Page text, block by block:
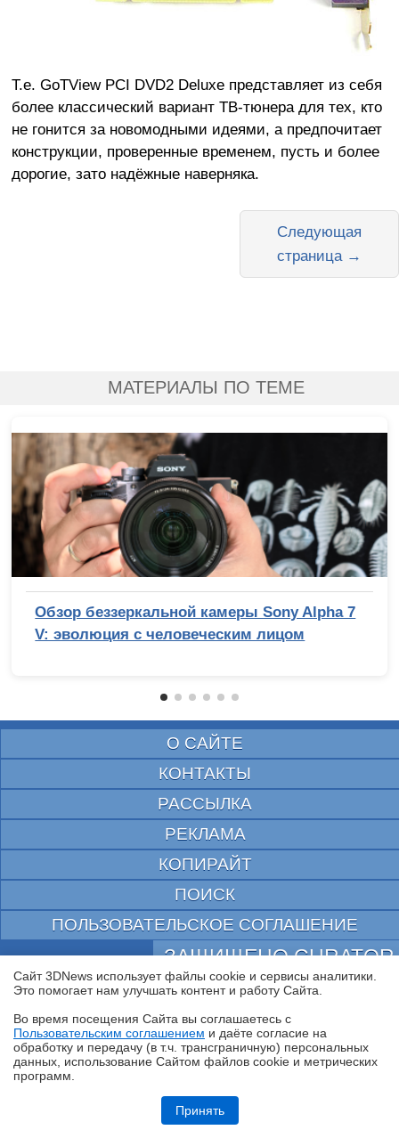
Обзор игрового Tandem WOLED-монитора ASUS ROG Strix OLED
XG27AQWMG: запланированный апгрейд
Т.е. GoTView PCI DVD2 Deluxe представляет из себя
более классический вариант ТВ-тюнера для тех, кто
не гонится за новомодными идеями, а предпочитает
конструкции, проверенные временем, пусть и более
дорогие, зато надёжные наверняка.
Следующая
страница →
МАТЕРИАЛЫ ПО ТЕМЕ
Обзор беззеркальной камеры Sony Alpha 7
V: эволюция с человеческим лицом
О САЙТЕ
КОНТАКТЫ
РАССЫЛКА
РЕКЛАМА
КОПИРАЙТ
ПОИСК
ПОЛЬЗОВАТЕЛЬСКОЕ СОГЛАШЕНИЕ
ЗАЩИЩЕНО CURATOR
© 1997—2026 Электронное периодическое издание "3ДНьюс" | Свидетельство о
регистрации СМИ Эл ФС 77-22224
массовых коммуникаций и охране культурного наследия
При цитировании документа ссылка на сайт с указанием автора обязательна. Полное
заимствование документа является нарушением
российского и международного законодательства и возможно только с согласия
редакции 3DNews.
Сайт 3DNews использует файлы cookie и сервисы аналитики.
Это помогает нам улучшать контент и работу Cайта.
Во время посещения Cайта вы соглашаетесь с
Пользовательским соглашением и даёте согласие на
обработку и передачу (в т.ч. трансграничную) персональных
данных, использование Cайтом файлов cookie и метрических
программ.
Принять